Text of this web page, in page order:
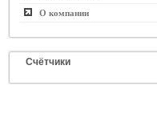
О компании
Счётчики